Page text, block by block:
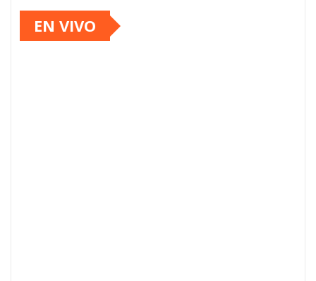
EN VIVO